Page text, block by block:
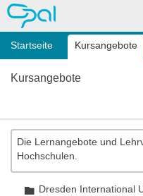
OPAL
Startseite Kursangebote
Kursangebote
Die Lernangebote und
Hochschulen.
Ordner
Dresden International